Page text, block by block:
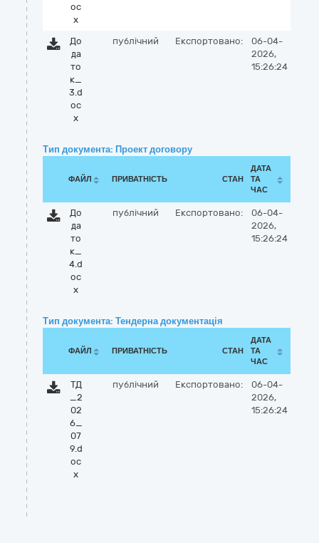
oc
x
До
да
то
к_
3.d
oc
x
публічний Експортовано:
06-04-
2026,
15:26:24
Тип документа: Проект договору
ФАЙЛ ПРИВАТНІСТЬ СТАН
ДАТА
ТА
ЧАС
До
да
то
к_
4.d
oc
x
публічний Експортовано:
06-04-
2026,
15:26:24
Тип документа: Тендерна документація
ФАЙЛ ПРИВАТНІСТЬ СТАН
ДАТА
ТА
ЧАС
ТД
_2
02
6_
07
9.d
oc
x
публічний Експортовано:
06-04-
2026,
15:26:24